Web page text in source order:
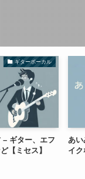
ギターボーカル
– ギター、エフ
【ミセス】
あ
イ